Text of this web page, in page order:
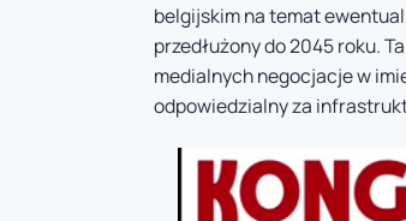
belgijskim na temat
przedłużony do 2045 roku.
medialnych negocjacje w
odpowiedzialny za